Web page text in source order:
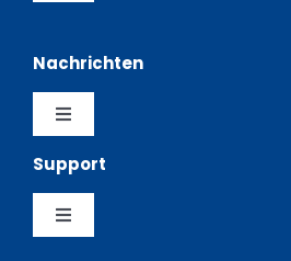
Lagerung
Software
Feeder
Vertretungen
Datenschutzerklärung
Nachrichten
Toggle
Navigation
Erfahrungsberichte
Nachrichten
Support
Toggle